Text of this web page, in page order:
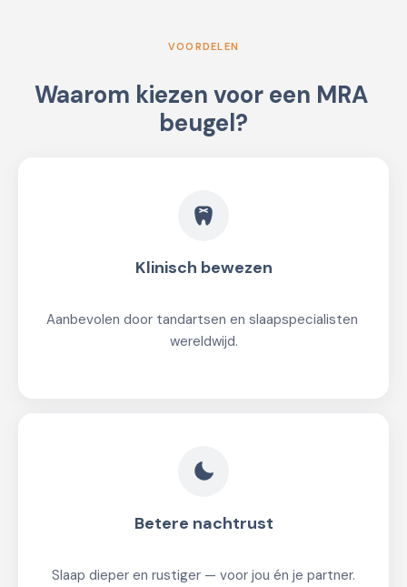
VOORDELEN
Waarom kiezen voor een MRA
beugel?
Klinisch bewezen
Aanbevolen door tandartsen en slaapspecialisten
wereldwijd.
Betere nachtrust
Slaap dieper en rustiger — voor jou én je partner.